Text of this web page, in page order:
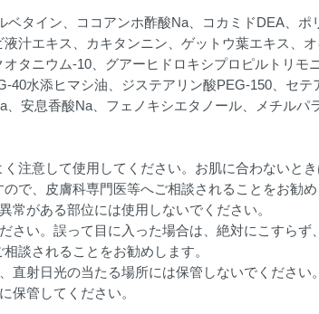
ベタイン、ココアンホ酢酸Na、コカミドDEA、
汁エキス、カキタンニン、ゲットウ葉エキス、
タニウム-10、グアーヒドロキシプロピルトリ
40水添ヒマシ油、ジステアリン酸PEG-150、セ
、安息香酸Na、フェノキシエタノール、メチルパ
注意して使用してください。お肌に合わないと
で、皮膚科専門医等へご相談されることをお勧め
常がある部位には使用しないでください。
さい。誤って目に入った場合は、絶対にこすら
談されることをお勧めします。
直射日光の当たる場所には保管しないでください。
保管してください。